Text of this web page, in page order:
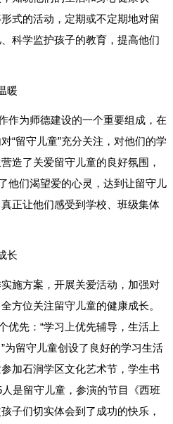
式的活动，定期或不定期地对留
科学监护孩子的教育，提高他们
暖
作为师德建设的一个重要组成，在
“留守儿童”充分关注，对他们的学
造了关爱留守儿童的良好氛围，
他们渴望爱的心灵，达到让留守儿
正让他们感受到学校、班级集体
长
施方案，开展关爱活动，加强对
方位关注留守儿童的健康成长。
优先：“学习上优先辅导，生活上
为留守儿童创设了良好的学习生活
加石涧学区文化艺术节，学生书
是留守儿童，参演的节目《西班
子们切实体会到了成功的快乐，